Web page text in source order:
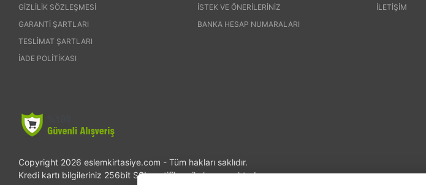
GIZLILIK SÖZLEŞMESI
GARANTI ŞARTLARI
TESLIMAT ŞARTLARI
İADE POLITIKASI
İSTEK VE ÖNERILERINIZ
BANKA HESAP NUMARALARI
İLETIŞIM
Copyright 2026 eslemkirtasiye.com - Tüm hakları saklıdır.
Kredi kartı bilgileriniz 256bit SSL sertifikası ile korunmaktadır.